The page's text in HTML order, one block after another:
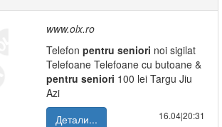
www.olx.ro
Telefon pentru seniori noi sigilat
Telefoane Telefoane cu butoane &
pentru seniori 100 lei Targu Jiu
Azi
Детали...
16.04|20:31